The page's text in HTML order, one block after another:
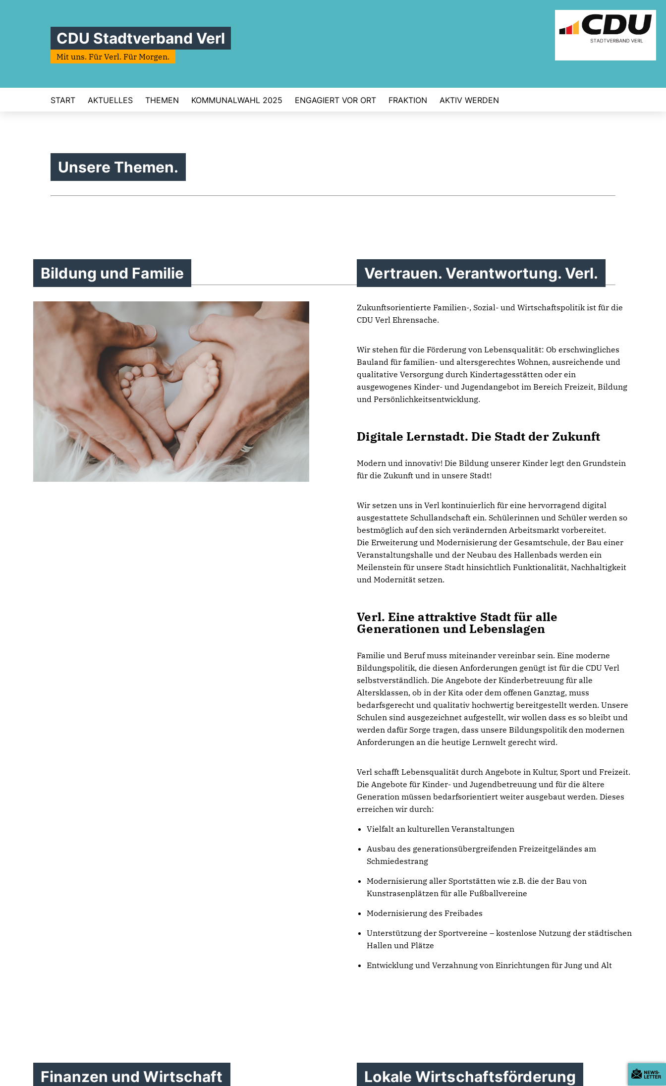
CDU Stadtverband Verl
Mit uns. Für Verl. Für Morgen.
START AKTUELLES THEMEN KOMMUNALWAHL 2025 ENGAGIERT VOR ORT FRAKTION AKTIV WERDEN
Unsere Themen.
Bildung und Familie Vertrauen. Verantwortung. Verl.
Zukunftsorientierte Familien-, Sozial- und Wirtschaftspolitik ist für die
CDU Verl Ehrensache.
Wir stehen für die Förderung von Lebensqualität: Ob erschwingliches
Bauland für familien- und altersgerechtes Wohnen, ausreichende und
qualitative Versorgung durch Kindertagesstätten oder ein
ausgewogenes Kinder- und Jugendangebot im Bereich Freizeit, Bildung
und Persönlichkeitsentwicklung.
Digitale Lernstadt. Die Stadt der Zukunft
Modern und innovativ! Die Bildung unserer Kinder legt den Grundstein
für die Zukunft und in unsere Stadt!
Wir setzen uns in Verl kontinuierlich für eine hervorragend digital
ausgestattete Schullandschaft ein. Schülerinnen und Schüler werden so
bestmöglich auf den sich verändernden Arbeitsmarkt vorbereitet.
Die Erweiterung und Modernisierung der Gesamtschule, der Bau einer
Veranstaltungshalle und der Neubau des Hallenbads werden ein
Meilenstein für unsere Stadt hinsichtlich Funktionalität, Nachhaltigkeit
und Modernität setzen.
Verl. Eine attraktive Stadt für alle
Generationen und Lebenslagen
Familie und Beruf muss miteinander vereinbar sein. Eine moderne
Bildungspolitik, die diesen Anforderungen genügt ist für die CDU Verl
selbstverständlich. Die Angebote der Kinderbetreuung für alle
Altersklassen, ob in der Kita oder dem offenen Ganztag, muss
bedarfsgerecht und qualitativ hochwertig bereitgestellt werden. Unsere
Schulen sind ausgezeichnet aufgestellt, wir wollen dass es so bleibt und
werden dafür Sorge tragen, dass unsere Bildungspolitik den modernen
Anforderungen an die heutige Lernwelt gerecht wird.
Verl schafft Lebensqualität durch Angebote in Kultur, Sport und Freizeit.
Die Angebote für Kinder- und Jugendbetreuung und für die ältere
Generation müssen bedarfsorientiert weiter ausgebaut werden. Dieses
erreichen wir durch:
Vielfalt an kulturellen Veranstaltungen
Ausbau des generationsübergreifenden Freizeitgeländes am
Schmiedestrang
Modernisierung aller Sportstätten wie z.B. die der Bau von
Kunstrasenplätzen für alle Fußballvereine
Modernisierung des Freibades
Unterstützung der Sportvereine – kostenlose Nutzung der städtischen
Hallen und Plätze
Entwicklung und Verzahnung von Einrichtungen für Jung und Alt
Finanzen und Wirtschaft Lokale Wirtschaftsförderung